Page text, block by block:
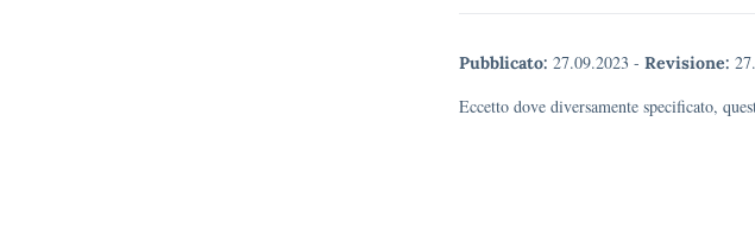
Pubblicato: 27.09.2023 - Revisione:
Eccetto dove diversamente specificato,